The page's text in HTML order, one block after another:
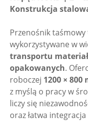
Konstrukcja
Przenośnik
wykorzystywane w
transportu
opakowanych.
roboczej 1200 × 800
z myślą o pracy w
liczy się
oraz łatwa